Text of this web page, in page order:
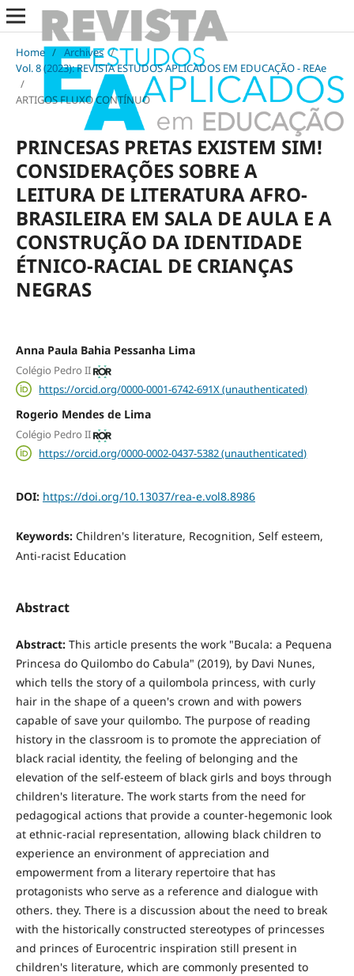
Home / Archives /
Vol. 8 (2023): REVISTA ESTUDOS APLICADOS EM EDUCAÇÃO - REAe
/
ARTIGOS FLUXO CONTÍNUO
PRINCESAS PRETAS EXISTEM SIM!
CONSIDERAÇÕES SOBRE A
LEITURA DE LITERATURA AFRO-
BRASILEIRA EM SALA DE AULA E A
CONSTRUÇÃO DA IDENTIDADE
ÉTNICO-RACIAL DE CRIANÇAS
NEGRAS
Anna Paula Bahia Pessanha Lima
Colégio Pedro II
https://orcid.org/0000-0001-6742-691X (unauthenticated)
Rogerio Mendes de Lima
Colégio Pedro II
https://orcid.org/0000-0002-0437-5382 (unauthenticated)
DOI: https://doi.org/10.13037/rea-e.vol8.8986
Keywords: Children's literature, Recognition, Self esteem,
Anti-racist Education
Abstract
Abstract:This article presents the work "Bucala: a Pequena
Princesa do Quilombo do Cabula" (2019), by Davi Nunes,
which tells the story of a quilombola princess, with curly
hair in the shape of a queen's crown and with powers
capable of save your quilombo. The purpose of reading
history in the classroom is to promote the appreciation of
black racial identity, the feeling of belonging and the
elevation of the self-esteem of black girls and boys through
children's literature. The work starts from the need for
pedagogical actions that provide a counter-hegemonic look
at ethnic-racial representation, allowing black children to
experience an environment of appreciation and
empowerment from a literary repertoire that has
protagonists who serve as a reference and dialogue with
others. they. There is a discussion about the need to break
with the historically constructed stereotypes of princesses
and princes of Eurocentric inspiration still present in
children's literature, which are commonly presented to